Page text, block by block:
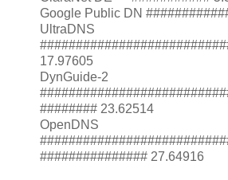
Google Public DN
UltraDNS
17.97605
DynGuide-2
######## 23.62514
OpenDNS
############### 27.64916